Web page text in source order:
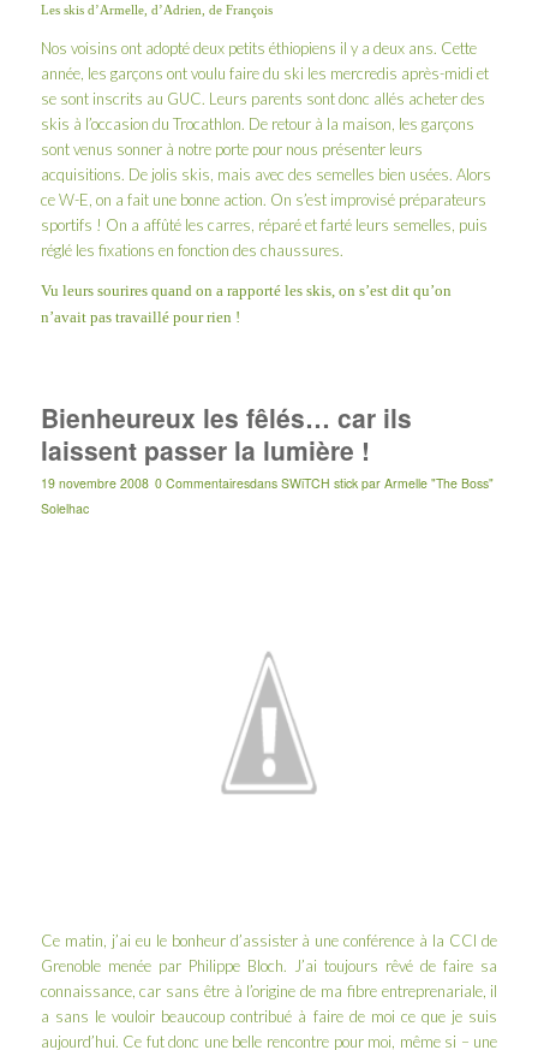
Les skis d’Armelle, d’Adrien, de François
Nos voisins ont adopté deux petits éthiopiens il y a deux ans. Cette
année, les garçons ont voulu faire du ski les mercredis après-midi et
se sont inscrits au GUC. Leurs parents sont donc allés acheter des
skis à l’occasion du Trocathlon. De retour à la maison, les garçons
sont venus sonner à notre porte pour nous présenter leurs
acquisitions. De jolis skis, mais avec des semelles bien usées. Alors
ce W-E, on a fait une bonne action. On s’est improvisé préparateurs
sportifs ! On a affûté les carres, réparé et farté leurs semelles, puis
réglé les fixations en fonction des chaussures.
Vu leurs sourires quand on a rapporté les skis, on s’est dit qu’on
n’avait pas travaillé pour rien !
Bienheureux les fêlés… car ils
laissent passer la lumière !
19 novembre 2008 0 Commentairesdans SWiTCH stick par Armelle "The Boss"
Solelhac
Ce matin, j’ai eu le bonheur d’assister à une conférence à la CCI de
Grenoble menée par Philippe Bloch. J’ai toujours rêvé de faire sa
connaissance, car sans être à l’origine de ma fibre entreprenariale, il
a sans le vouloir beaucoup contribué à faire de moi ce que je suis
aujourd’hui. Ce fut donc une belle rencontre pour moi, même si – une